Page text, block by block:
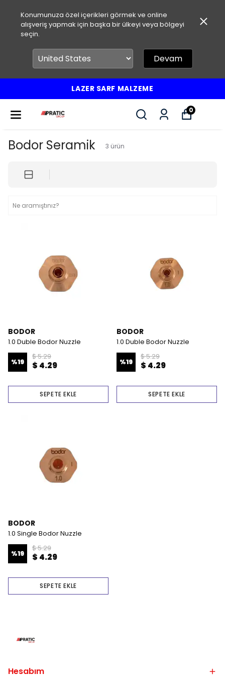
Konumunuza özel içerikleri görmek ve online
alışveriş yapmak için başka bir ülkeyi veya bölgeyi
seçin.
Devam
LAZER SARF MALZEME
0
Bodor Seramik 3 ürün
BODOR
1.0 Duble Bodor Nuzzle
%19
$ 5.29
$ 4.29
SEPETE EKLE
BODOR
1.0 Duble Bodor Nuzzle
%19
$ 5.29
$ 4.29
SEPETE EKLE
BODOR
1.0 Single Bodor Nuzzle
%19
$ 5.29
$ 4.29
SEPETE EKLE
Hesabım